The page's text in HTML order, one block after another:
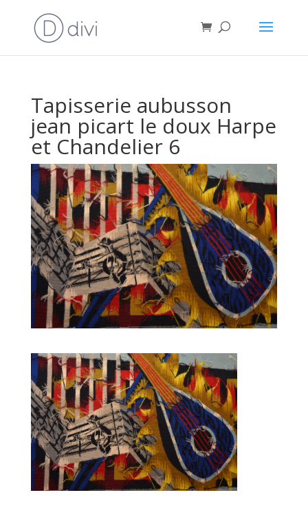
Tapisserie aubusson
jean picart le doux Harpe
et Chandelier 6